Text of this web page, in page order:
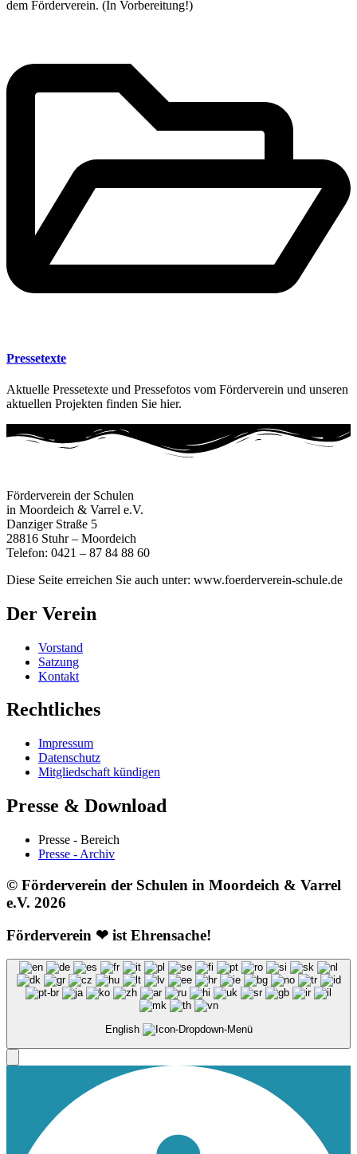
dem Förderverein. (In Vorbereitung!)
Pressetexte
Aktuelle Pressetexte und Pressefotos vom Förderverein und unseren
aktuellen Projekten finden Sie hier.
Förderverein der Schulen
in Moordeich & Varrel e.V.
Danziger Straße 5
28816 Stuhr – Moordeich
Telefon: 0421 – 87 84 88 60
Diese Seite erreichen Sie auch unter: www.foerderverein-schule.de
Der Verein
Vorstand
Satzung
Kontakt
Rechtliches
Impressum
Datenschutz
Mitgliedschaft kündigen
Presse & Download
Presse - Bereich
Presse - Archiv
© Förderverein der Schulen in Moordeich & Varrel
e.V. 2026
Förderverein ❤ ist Ehrensache!
English